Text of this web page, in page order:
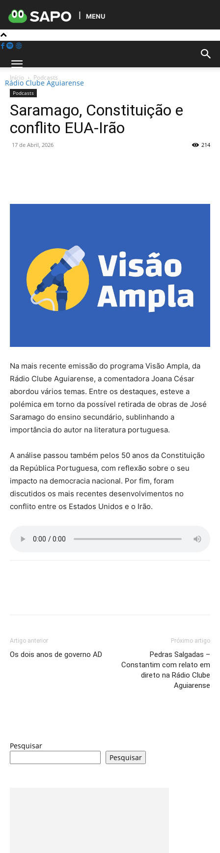
MENU
Rádio Clube Aguiarense
Início Podcasts
Podcasts
Saramago, Constituição e
conflito EUA-Irão
17 de Abril, 2026 214
Na mais recente emissão do programa Visão Ampla, da
Rádio Clube Aguiarense, a comentadora Joana César
abordou vários temas. Entre os destaques, esteve a
polémica em torno da possível retirada de obras de José
Saramago do ensino secundário, sublinhando a
importância do autor na literatura portuguesa.
A análise passou também pelos 50 anos da Constituição
da República Portuguesa, com reflexão sobre o seu
impacto na democracia nacional. Por fim, foram
discutidos os mais recentes desenvolvimentos no
conflito entre os Estados Unidos e o Irão.
Artigo anterior
Os dois anos de governo AD
Próximo artigo
Pedras Salgadas –
Constantim com relato em
direto na Rádio Clube
Aguiarense
Pesquisar
Pesquisar